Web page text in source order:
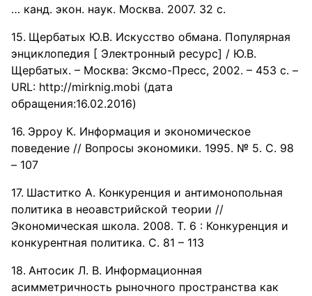
… канд. экон. наук. Москва. 2007. 32 с.
Щербатых Ю.В. Искусство обмана. Популярная
энциклопедия [ Электронный ресурс] / Ю.В.
Щербатых. – Москва: Эксмо-Пресс, 2002. – 453 с. –
URL: http://mirknig.mobi (дата
обращения:16.02.2016)
Эрроу К. Информация и экономическое
поведение // Вопросы экономики. 1995. № 5. С. 98
– 107
Шаститко А. Конкуренция и антимонопольная
политика в неоавстрийской теории //
Экономическая школа. 2008. Т. 6 : Конкуренция и
конкурентная политика. С. 81 – 113
Антосик Л. В. Информационная
асимметричность рыночного пространства как